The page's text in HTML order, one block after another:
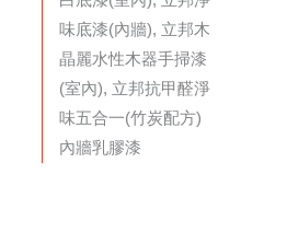
味底漆(內牆), 立邦木
晶麗水性木器手掃漆
(室內), 立邦抗甲醛淨
味五合一(竹炭配方)
內牆乳膠漆